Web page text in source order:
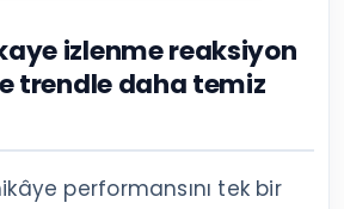
izlenme reaksiyon
trendle daha temiz
performansını tek bir